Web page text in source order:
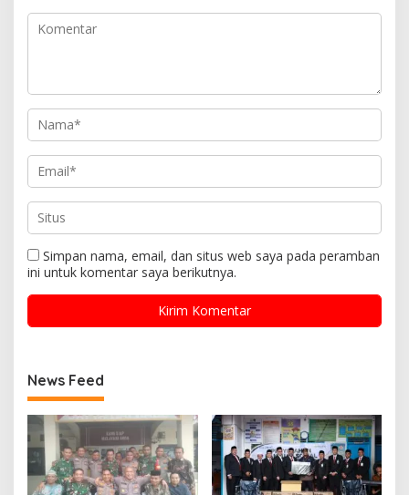
Simpan nama, email, dan situs web saya pada peramban
ini untuk komentar saya berikutnya.
News Feed